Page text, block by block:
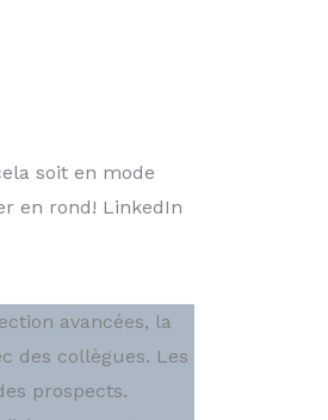
soit en mode
en rond! LinkedIn
avancées, la
des collègues. Les
prospects.